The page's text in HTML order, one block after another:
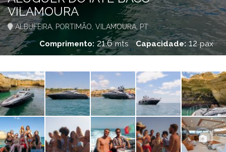
VILAMOURA
ALBUFEIRA, PORTIMÃO, VILAMOURA, PT
Comprimento: 21.6mts Capacidade:12pax